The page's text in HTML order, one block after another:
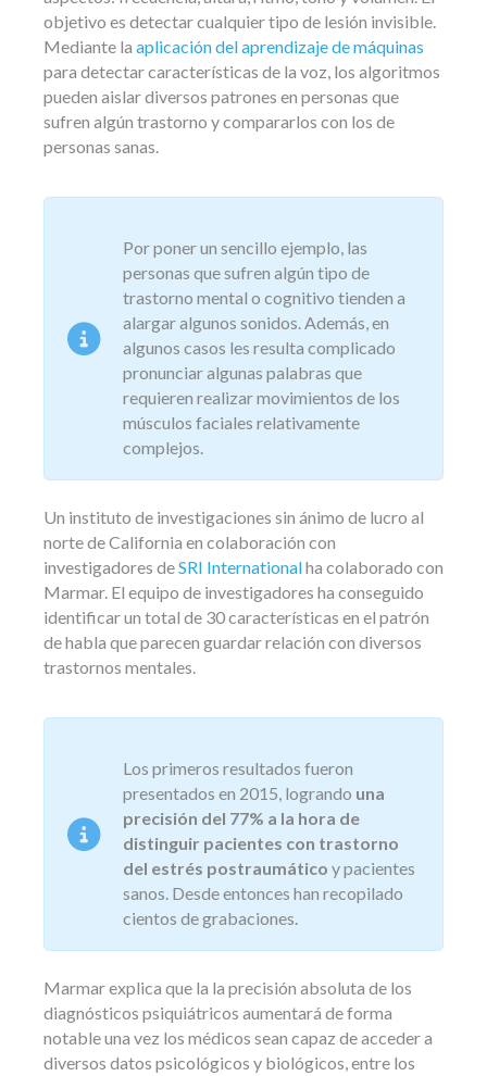
objetivo es detectar cualquier tipo de lesión invisible.
Mediante la aplicación del aprendizaje de máquinas
para detectar características de la voz, los algoritmos
pueden aislar diversos patrones en personas que
sufren algún trastorno y compararlos con los de
personas sanas.
Por poner un sencillo ejemplo, las
personas que sufren algún tipo de
trastorno mental o cognitivo tienden a
alargar algunos sonidos. Además, en
algunos casos les resulta complicado
pronunciar algunas palabras que
requieren realizar movimientos de los
músculos faciales relativamente
complejos.
Un instituto de investigaciones sin ánimo de lucro al
norte de California en colaboración con
investigadores deSRI Internationalha colaborado con
Marmar. El equipo de investigadores ha conseguido
identificar un total de 30 características en el patrón
de habla que parecen guardar relación con diversos
trastornos mentales.
Los primeros resultados fueron
presentados en 2015, logrando una
precisión del 77% a la hora de
distinguir pacientes con trastorno
del estrés postraumático y pacientes
sanos. Desde entonces han recopilado
cientos de grabaciones.
Marmar explica que la la precisión absoluta de los
diagnósticos psiquiátricos aumentará de forma
notable una vez los médicos sean capaz de acceder a
diversos datos psicológicos y biológicos, entre los